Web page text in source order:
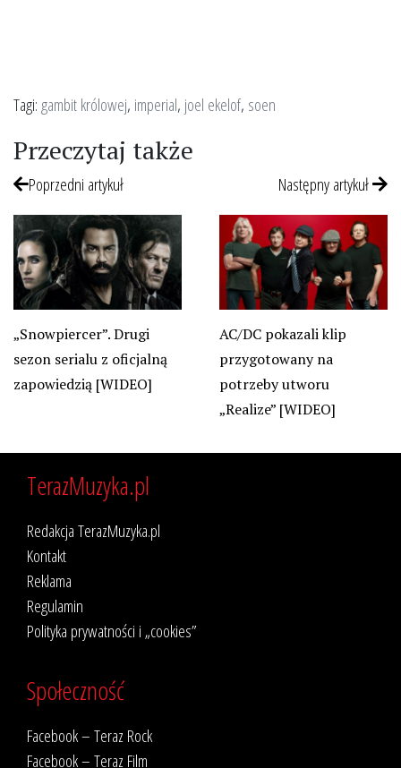
Tagi:gambit królowej, imperial, joel ekelof, soen
Przeczytaj także
Poprzedni artykuł
„Snowpiercer”. Drugi
sezon serialu z oficjalną
zapowiedzią [WIDEO]
Następny artykuł
AC/DC pokazali klip
przygotowany na
potrzeby utworu
„Realize” [WIDEO]
TerazMuzyka.pl
Redakcja TerazMuzyka.pl
Kontakt
Reklama
Regulamin
Polityka prywatności i „cookies”
Społeczność
Facebook – Teraz Rock
Facebook – Teraz Film